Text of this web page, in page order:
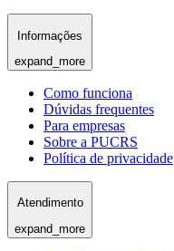
Informações
expand_more
Como funciona
Dúvidas frequentes
Para empresas
Sobre a PUCRS
Política de privacidade
Atendimento
expand_more